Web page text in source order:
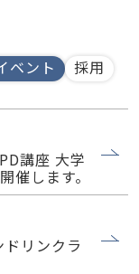
ベント 採用
講座 大学
催します。
リンクラ